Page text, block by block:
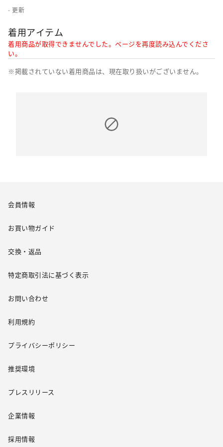
- 更新
着用アイテム
着用商品が取得できませんでした。ページを再度読み込んでくださ
い。
※掲載されていない着用商品は、現在取り扱いがございません。
会員情報
お買い物ガイド
交換・返品
特定商取引法に基づく表示
お問い合わせ
利用規約
プライバシーポリシー
推奨環境
プレスリリース
企業情報
採用情報